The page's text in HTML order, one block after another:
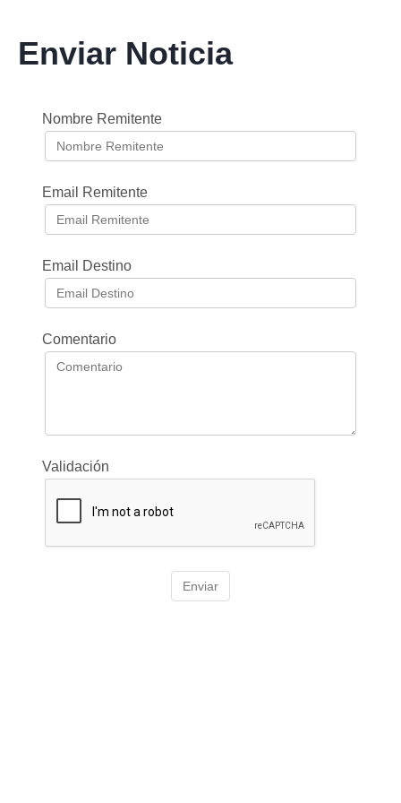
Enviar Noticia
Nombre Remitente
Email Remitente
Email Destino
Comentario
Validación